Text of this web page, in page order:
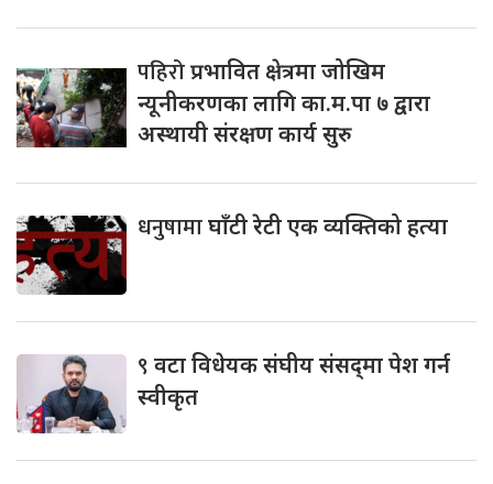
पहिरोप्रभावित क्षेत्रमा जोखिम
न्यूनीकरणका लागि का.म.पा ७ द्वारा
अस्थायी संरक्षण कार्य सुरु
धनुषामाघाँटी रेटी एक व्यक्तिको हत्या
९ वटा विधेयक संघीय संसद्‌मा पेश गर्न
स्वीकृत